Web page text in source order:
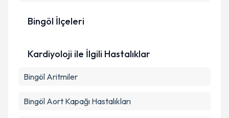
Bingöl İlçeleri
Kardiyoloji ile İlgili Hastalıklar
Bingöl Aritmiler
Bingöl Aort Kapağı Hastalıkları